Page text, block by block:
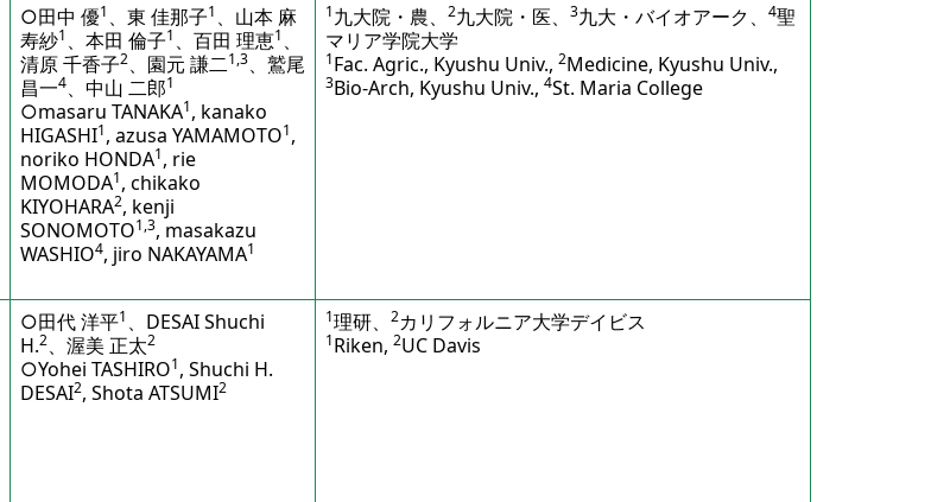
○田中 優1 、東 佳那子1 、山本 麻
寿紗1 、本田 倫子1 、百田 理恵1 、
清原 千香子2、園元 謙二1,3、鷲尾
昌一4、中山 二郎1
○masaru TANAKA1, kanako
HIGASHI1, azusa YAMAMOTO1,
noriko HONDA1, rie
MOMODA1, chikako
KIYOHARA2, kenji
SONOMOTO1,3, masakazu
WASHIO4, jiro NAKAYAMA1
1九大院・農、 2九大院・医、 3九大・バイオアーク、 4聖
マリア学院大学
1Fac. Agric., Kyushu Univ., 2Medicine, Kyushu Univ.,
3Bio-Arch, Kyushu Univ., 4St. Maria College
○田代 洋平1 、DESAI Shuchi
H.2、渥美 正太2
○Yohei TASHIRO1, Shuchi H.
DESAI2, Shota ATSUMI2
1理研、 2カリフォルニア大学デイビス
1Riken, 2UC Davis